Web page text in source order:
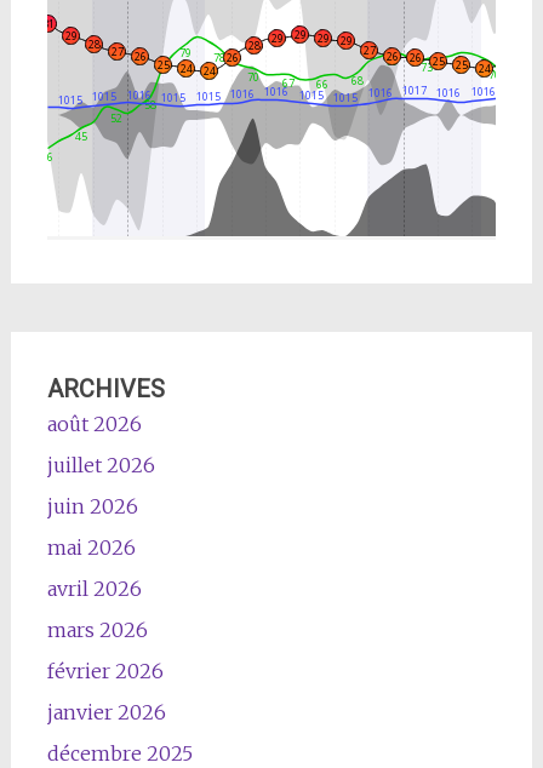
ARCHIVES
août 2026
juillet 2026
juin 2026
mai 2026
avril 2026
mars 2026
février 2026
janvier 2026
décembre 2025